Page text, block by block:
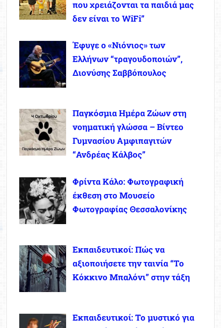
που χρειάζονται τα παιδιά μας
δεν είναι το WiFi”
Έφυγε ο «Νιόνιος» των
Ελλήνων “τραγουδοποιών”,
Διονύσης Σαββόπουλος
Παγκόσμια Ημέρα Ζώων στη
νοηματική γλώσσα – Βίντεο
Γυμνασίου Αμφιπαγιτών
“Ανδρέας Κάλβος”
Φρίντα Κάλο: Φωτογραφική
έκθεση στο Μουσείο
Φωτογραφίας Θεσσαλονίκης
Εκπαιδευτικοί: Πώς να
αξιοποιήσετε την ταινία “Το
Κόκκινο Μπαλόνι” στην τάξη
Εκπαιδευτικοί: Το μυστικό για